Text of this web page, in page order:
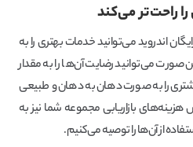
راحت‌تر می‌کند
اندروید می‌توانید خدمات بهتری را به
صورت می‌توانید رضایت آن‌ها را به مقدار
را به صورت دهان به دهان و طبیعی
بازاریابی مجموعه شما نیز به
از آن‌ها را توصیه می‌کنیم.